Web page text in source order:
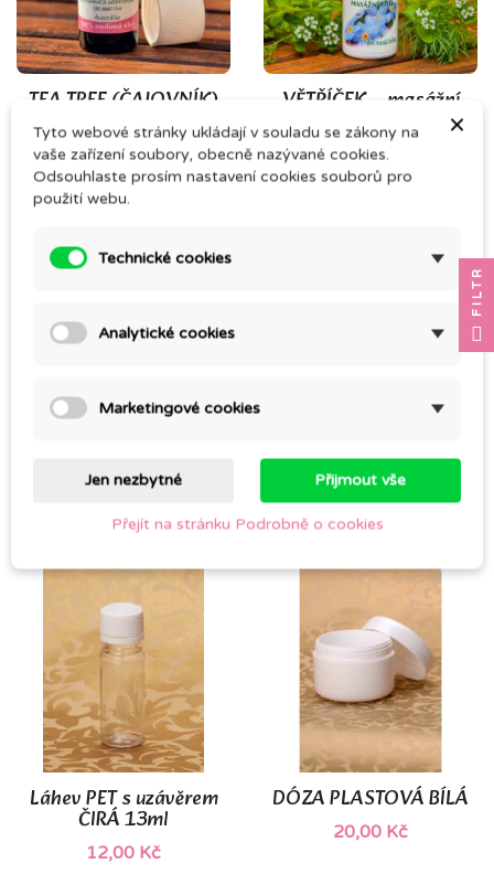
TEA TREE (ČAJOVNÍK)
59,00 Kč
VĚTŘÍČEK – masážní
olej
196,00 Kč
HNĚDÁ 10ml vyšší
LEVANDULE MAILLETTE
117,00 Kč
Láhev PET s uzávěrem
ČIRÁ 13ml
12,00 Kč
DÓZA PLASTOVÁ BÍLÁ
20,00 Kč
×
Tyto webové stránky ukládají v souladu se zákony na
vaše zařízení soubory, obecně nazývané cookies.
Odsouhlaste prosím nastavení cookies souborů pro
použití webu.
Technické cookies
Analytické cookies
Marketingové cookies
Jen nezbytné Přijmout vše
Přejít na stránku Podrobně o cookies
FILTR